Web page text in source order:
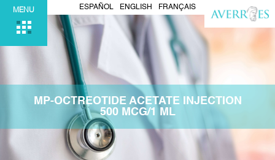
ESPAÑOL ENGLISH FRANÇAIS
MENU
MP-OCTREOTIDE ACETATE INJECTION
500 MCG/1 ML